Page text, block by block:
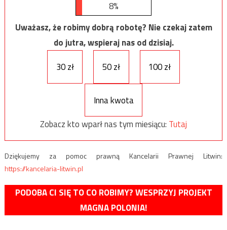
8%
Uważasz, że robimy dobrą robotę? Nie czekaj zatem
do jutra, wspieraj nas od dzisiaj.
30 zł
50 zł 100 zł
Inna kwota
Zobacz kto wparł nas tym miesiącu: Tutaj
Dziękujemy za pomoc prawną Kancelarii Prawnej Litwin:
https://kancelaria-litwin.pl
PODOBA CI SIĘ TO CO ROBIMY? WESPRZYJ PROJEKT
MAGNA POLONIA!